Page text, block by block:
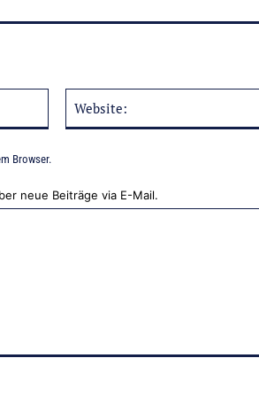
Mail:*
Browser.
neue Beiträge via E-Mail.